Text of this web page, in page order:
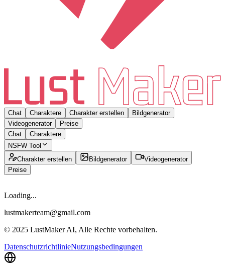
Chat Charaktere Charakter erstellen
Bildgenerator
Videogenerator
Preise
Chat
Charaktere
NSFW Tool
Charakter erstellen
Bildgenerator
Videogenerator
Preise
Loading...
lustmakerteam@gmail.com
© 2025 LustMaker AI, Alle Rechte vorbehalten.
DatenschutzrichtlinieNutzungsbedingungen